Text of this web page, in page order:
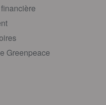
Greenpeace